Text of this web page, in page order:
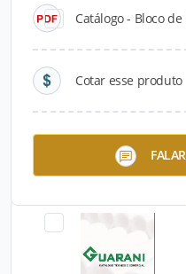
Catálogo - Bloco
Cotar esse produto
Laje de Concreto - Guarani